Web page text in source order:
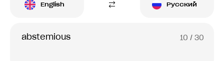
English Русский
10 / 30